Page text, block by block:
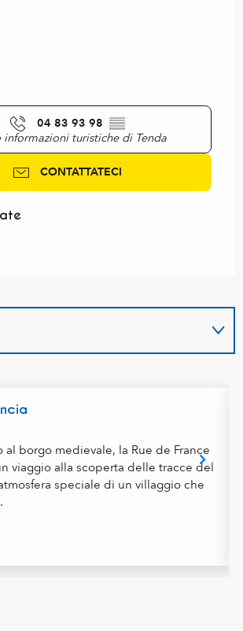
04 83 93 98 ▒▒
informazioni turistiche di Tenda
CONTATTATECI
al borgo medievale, la Rue de France
viaggio alla scoperta delle tracce del
speciale di un villaggio che